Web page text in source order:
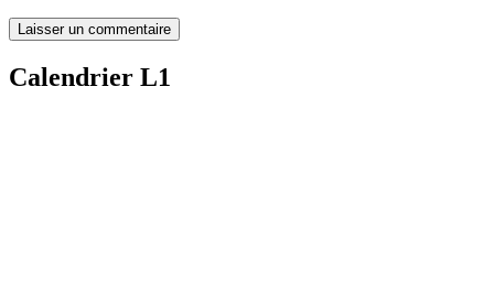
Calendrier L1